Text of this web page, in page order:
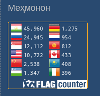
Меҳмонон